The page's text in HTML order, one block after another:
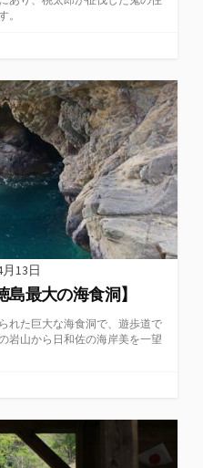
。
13日
最大の海食洞】
れた巨大な海食洞で、遊歩道で
岩山から日和佐の海岸美を一望